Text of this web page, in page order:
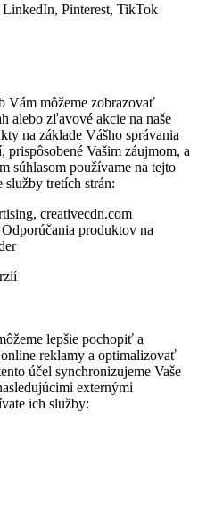
Pinterest, TikTok
Vám môžeme zobrazovať
alebo zľavové akcie na naše
na základe Vášho správania
Vašim záujmom, a
súhlasom používame na tejto
služby tretích strán:
creativecdn.com
produktov na
lepšie pochopiť a
reklamy a optimalizovať
účel synchronizujeme Vaše
externými
ich služby: